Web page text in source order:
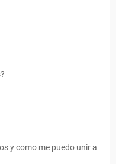
y como me puedo unir a